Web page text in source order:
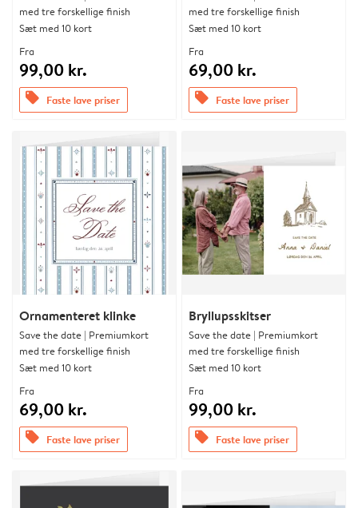
med tre forskellige finish
Sæt med 10 kort
Fra
99,00 kr.
offers Faste lave priser
med tre forskellige finish
Sæt med 10 kort
Fra
69,00 kr.
offers Faste lave priser
Ornamenteret klinke
Save the date | Premiumkort
med tre forskellige finish
Sæt med 10 kort
Fra
69,00 kr.
offers Faste lave priser
Bryllupsskitser
Save the date | Premiumkort
med tre forskellige finish
Sæt med 10 kort
Fra
99,00 kr.
offers Faste lave priser